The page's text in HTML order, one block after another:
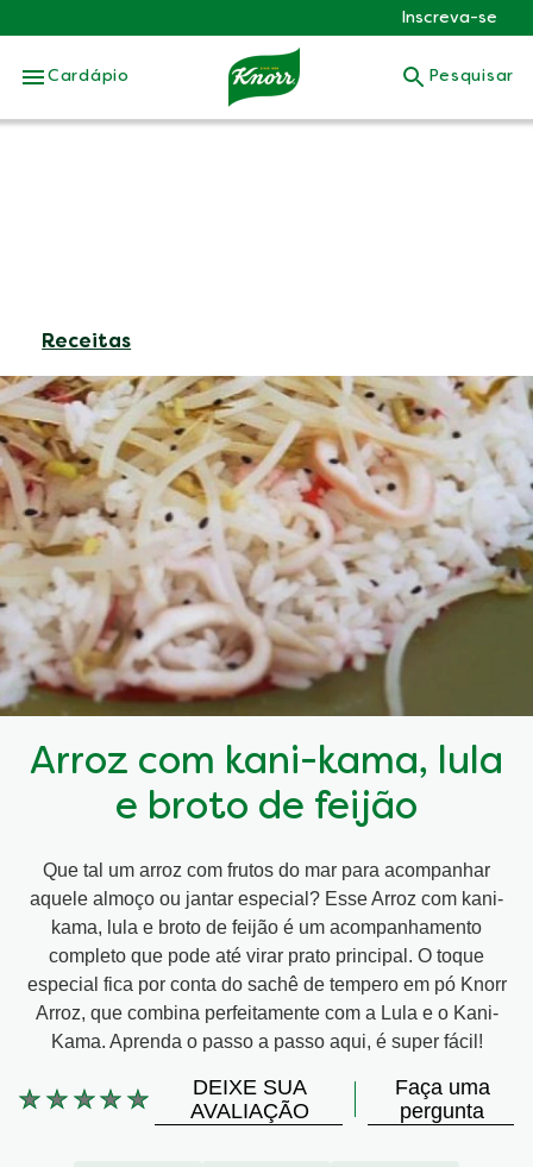
Skip to:
Inscreva-se
Cardápio Pesquisar
Receitas
Arroz com kani-kama, lula
e broto de feijão
Que tal um arroz com frutos do mar para acompanhar
aquele almoço ou jantar especial? Esse Arroz com kani-
kama, lula e broto de feijão é um acompanhamento
completo que pode até virar prato principal. O toque
especial fica por conta do sachê de tempero em pó Knorr
Arroz, que combina perfeitamente com a Lula e o Kani-
Kama. Aprenda o passo a passo aqui, é super fácil!
Nenhuma
DEIXE SUA
AVALIAÇÃO
Faça uma
pergunta